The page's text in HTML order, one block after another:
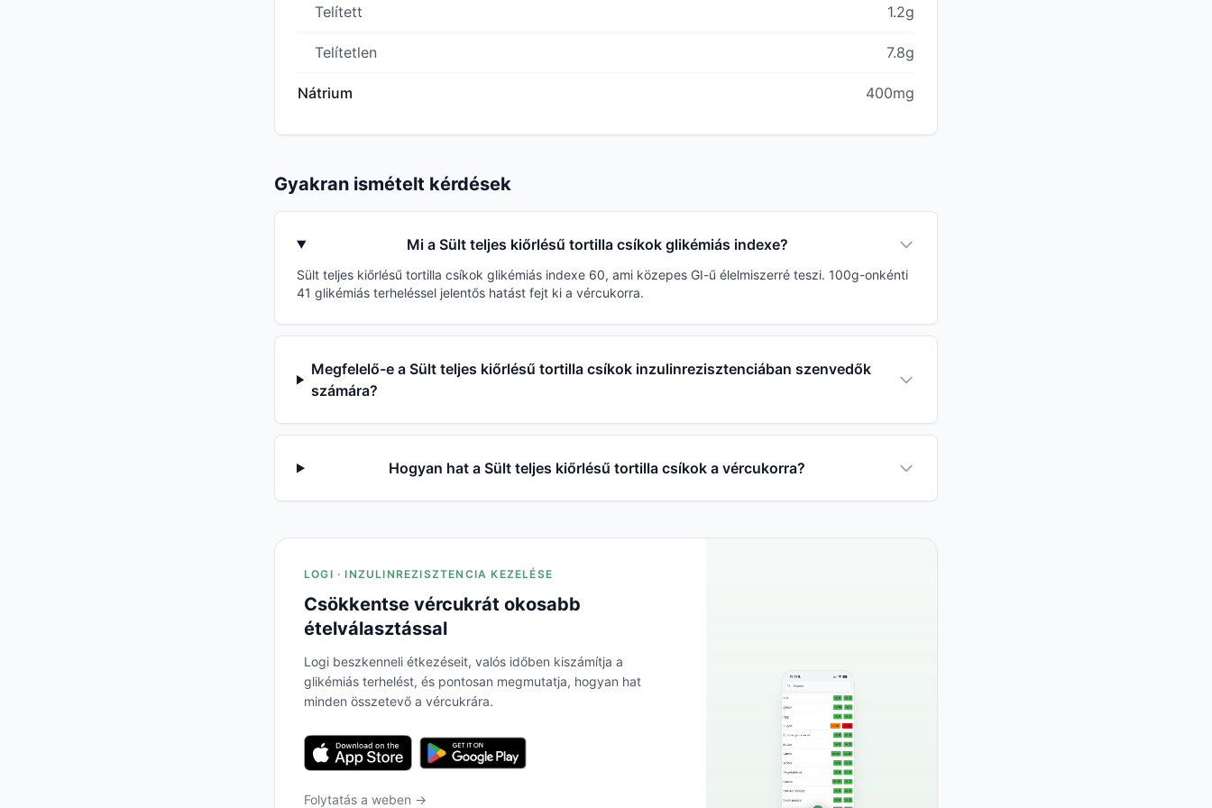
Telített 1.2g
Telítetlen 7.8g
Nátrium 400mg
Gyakran ismételt kérdések
Mi a Sült teljes kiőrlésű tortilla csíkok glikémiás indexe?
Sült teljes kiőrlésű tortilla csíkok glikémiás indexe 60, ami közepes GI-ű élelmiszerré teszi. 100g-onkénti
41 glikémiás terheléssel jelentős hatást fejt ki a vércukorra.
Megfelelő-e a Sült teljes kiőrlésű tortilla csíkok inzulinrezisztenciában szenvedők
számára?
Hogyan hat a Sült teljes kiőrlésű tortilla csíkok a vércukorra?
LOGI · INZULINREZISZTENCIA KEZELÉSE
Csökkentse vércukrát okosabb
ételválasztással
Logi beszkenneli étkezéseit, valós időben kiszámítja a
glikémiás terhelést, és pontosan megmutatja, hogyan hat
minden összetevő a vércukrára.
Folytatás a weben →